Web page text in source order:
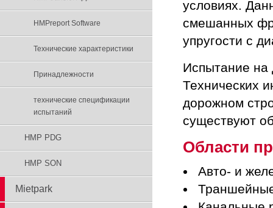
HMPreport Software
Технические характеристики
Принадлежности
технические спецификации
испытаний
HMP PDG
HMP SON
Mietpark
условиях.
смешанных
упругости с
Испытание на
Технических
дорожном
существуют
Области
Авто- и